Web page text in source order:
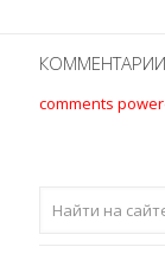
comments